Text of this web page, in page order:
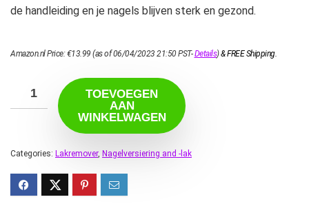
de handleiding en je nagels blijven sterk en gezond.
Amazon.nl Price:€13.99 (as of 06/04/2023 21:50 PST-Details)&FREE Shipping.
TOEVOEGEN
AAN
WINKELWAGEN
Categories: Lakremover, Nagelversiering and -lak